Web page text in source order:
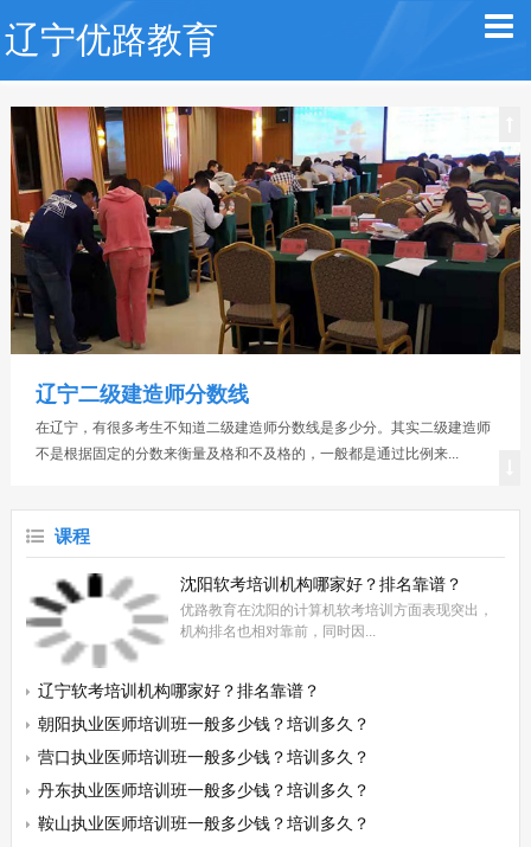
辽宁优路教育
辽宁健康管理师考点，在哪里考试
在辽宁有很多朋友想考健康管理师，但是不知道在哪里考试。辽宁健康管
理师考试地点一般在省会，但是也要看2020年健康管理师考试的具体...
辽宁二级建造师分数线
在辽宁，有很多考生不知道二级建造师分数线是多少分。其实二级建造师
不是根据固定的分数来衡量及格和不及格的，一般都是通过比例来...
辽宁二级建造师报考时间，报名条件
在辽宁想参加二建考试的朋友，只要满足工程类的中专学历以上的毕业证
书，且从事工程施工管理工作满三年的二级建造师报考条件，就可...
辽宁健康管理师报名入口，个人可以报名吗？
在辽宁想报健康管理师培训班的朋友，可以到辽宁优路教育培训学校。您
2024年7月辽宁消防设施操作员考试公告
2024年5月28日，辽宁消防救援总队发布了辽宁消防职业技能鉴定站7月
份的鉴定公告，其中提到七月份计划鉴定考生5000人，具体内容如下：
课程
沈阳软考培训机构哪家好？排名靠谱？
优路教育在沈阳的计算机软考培训方面表现突出，
机构排名也相对靠前，同时因...
辽宁软考培训机构哪家好？排名靠谱？
朝阳执业医师培训班一般多少钱？培训多久？
营口执业医师培训班一般多少钱？培训多久？
丹东执业医师培训班一般多少钱？培训多久？
鞍山执业医师培训班一般多少钱？培训多久？